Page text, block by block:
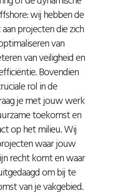
wij hebben de
projecten die zich
van
van veiligheid en
Bovendien
rol in de
je met jouw werk
toekomst en
op het milieu. Wij
waar jouw
recht komt en waar
om bij te
van je vakgebied.